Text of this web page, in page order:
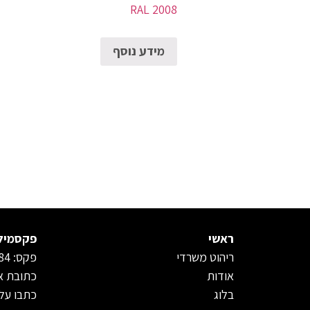
RAL 2008
מידע נוסף
ראשי
ריהוט משרדי
אודות
בלוג
פקס: 15339627584
כתובת
כתבו